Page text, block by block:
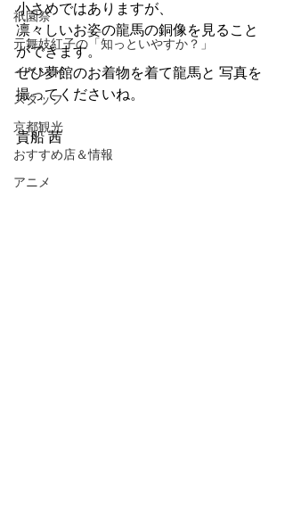
祇園祭
元舞妓紅子の「知っといやすか？」
イベント
スタッフ
京都観光
おすすめ店＆情報
アニメ
小さめではありますが、
凛々しいお姿の龍馬の銅像を見ること
ができます。
ぜひ夢館のお着物を着て龍馬と 写真を
撮ってくださいね。
貴船 茜